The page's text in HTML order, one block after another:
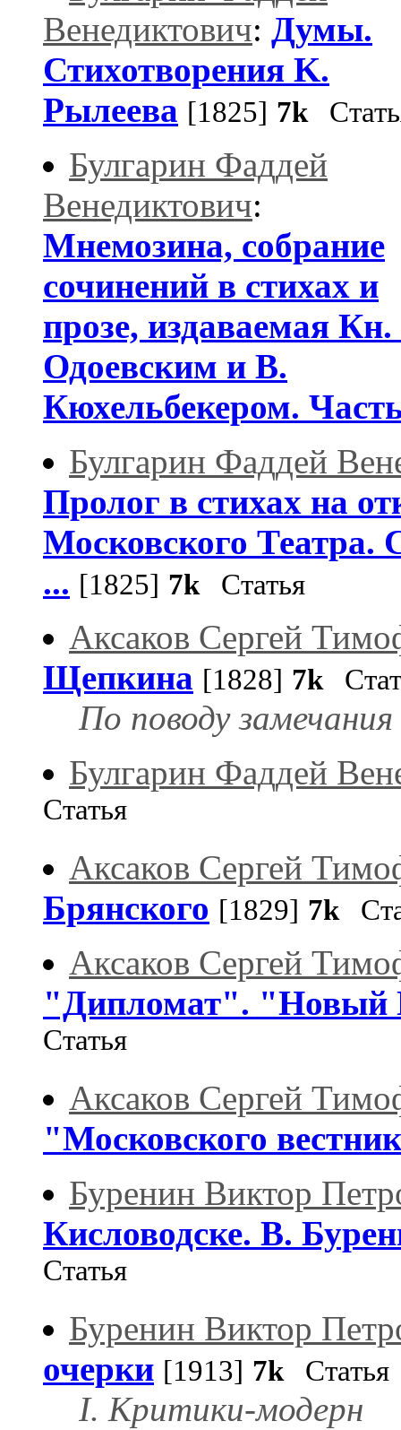
Венедиктович: Думы.
Стихотворения K.
Рылеева [1825] 7k
Булгарин Фаддей
Венедиктович:
Мнемозина, собрание
сочинений в стихах и
прозе, издаваемая
Одоевским и В.
Кюхельбекером.
Булгарин Фаддей
Пролог в стихах на
Московского
... [1825] 7kСтатья
Аксаков Сергей
Щепкина [1828] 7k
По поводу
Булгарин Фаддей
Статья
Аксаков Сергей
Брянского [1829] 7k
Аксаков Сергей
"Дипломат".
Статья
Аксаков Сергей
"Московского
Буренин Виктор
Кисловодске. В.
Статья
Буренин Виктор
очерки [1913] 7kСтатья
I. Критики-модерн